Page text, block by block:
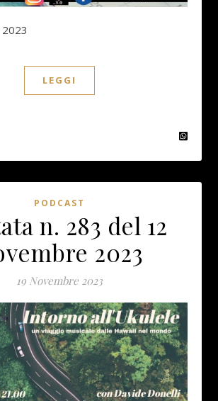
2023
LEGGI
PODCAST
n. 283 del 12
2023
19 Novembre 2023